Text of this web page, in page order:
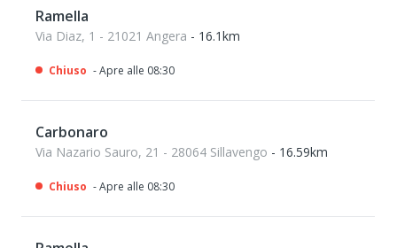
Ramella
Via Diaz, 1 - 21021 Angera - 16.1km
Chiuso - Apre alle 08:30
Carbonaro
Via Nazario Sauro, 21 - 28064 Sillavengo - 16.59km
Chiuso - Apre alle 08:30